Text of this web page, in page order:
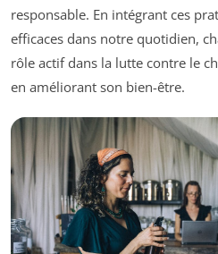
responsable. En intégrant ces
efficaces dans notre quotidien,
rôle actif dans la lutte contre le
en améliorant son bien-être.